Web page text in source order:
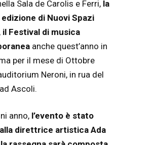
Sala de Carolis e Ferri, la
di Nuovi Spazi
il Festival di musica
anche quest’anno in
per il mese di Ottobre
Neroni, in rua del
Ascoli.
anno, l’evento è stato
direttrice artistica Ada